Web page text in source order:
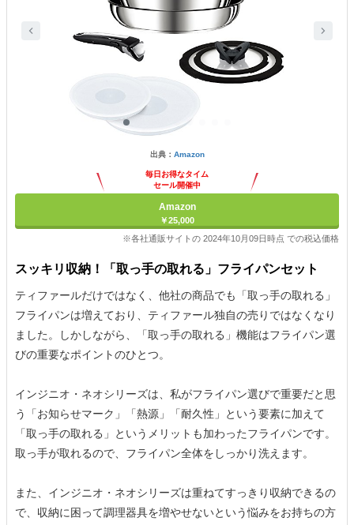
出典： Amazon
毎日お得なタイム
セール開催中
Amazon
￥25,000
※各社通販サイトの 2024年10月09日時点 での税込価格
スッキリ収納！「取っ手の取れる」フライパンセット
ティファールだけではなく、他社の商品でも「取っ手の取れる」
フライパンは増えており、ティファール独自の売りではなくなり
ました。しかしながら、「取っ手の取れる」機能はフライパン選
びの重要なポイントのひとつ。
インジニオ・ネオシリーズは、私がフライパン選びで重要だと思
う「お知らせマーク」「熱源」「耐久性」という要素に加えて
「取っ手の取れる」というメリットも加わったフライパンです。
取っ手が取れるので、フライパン全体をしっかり洗えます。
また、インジニオ・ネオシリーズは重ねてすっきり収納できるの
で、収納に困って調理器具を増やせないという悩みをお持ちの方